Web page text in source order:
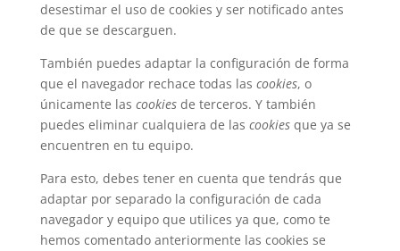
desestimar el uso de cookies y ser notificado antes
de que se descarguen.
También puedes adaptar la configuración de forma
que el navegador rechace todas las cookies, o
únicamente las cookiesde terceros. Y también
puedes eliminar cualquiera de las cookiesque ya se
encuentren en tu equipo.
Para esto, debes tener en cuenta que tendrás que
adaptar por separado la configuración de cada
navegador y equipo que utilices ya que, como te
hemos comentado anteriormente las cookies se